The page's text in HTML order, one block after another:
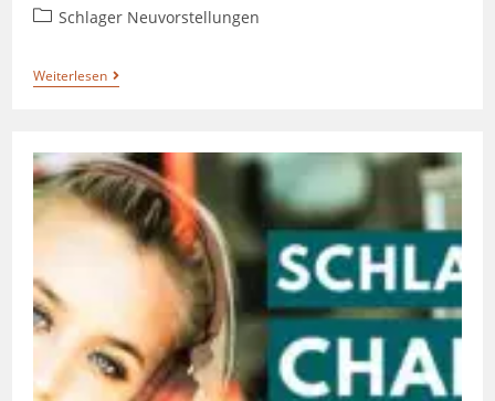
Schlager Neuvorstellungen
Weiterlesen